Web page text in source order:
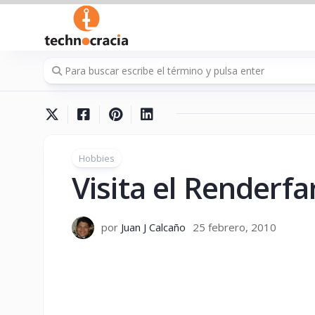
Saltar
contenido
Hobbies
Visita el
por Juan J Calcaño 25 febrero, 2010